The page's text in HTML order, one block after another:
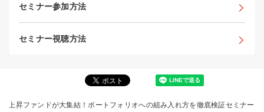
セミナー参加方法
セミナー視聴方法
上昇ファンドが大集結！ポートフォリオへの組み入れ方を徹底検証セミナー